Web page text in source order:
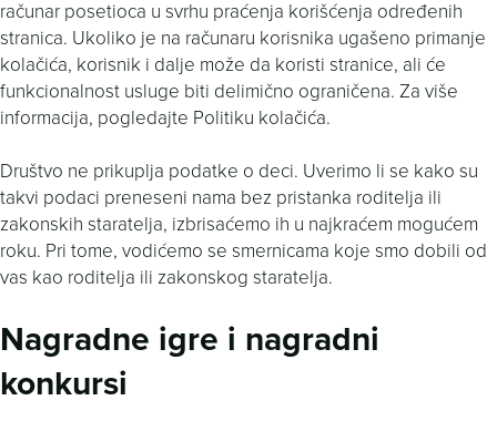
računar posetioca u svrhu praćenja korišćenja određenih
stranica. Ukoliko je na računaru korisnika ugašeno primanje
kolačića, korisnik i dalje može da koristi stranice, ali će
funkcionalnost usluge biti delimično ograničena. Za više
informacija, pogledajte Politiku kolačića.
Društvo ne prikuplja podatke o deci. Uverimo li se kako su
takvi podaci preneseni nama bez pristanka roditelja ili
zakonskih staratelja, izbrisaćemo ih u najkraćem mogućem
roku. Pri tome, vodićemo se smernicama koje smo dobili od
vas kao roditelja ili zakonskog staratelja.
Nagradne igre i nagradni
konkursi